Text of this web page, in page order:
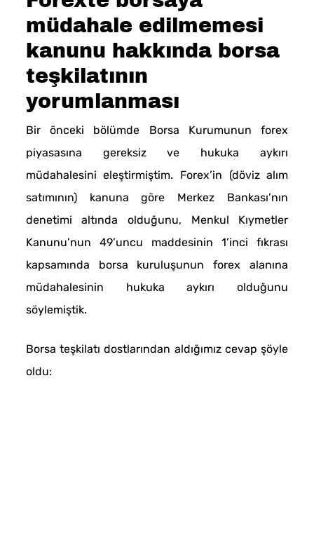
müdahale edilmemesi
kanunu hakkında borsa
teşkilatının
yorumlanması
Bir önceki bölümde Borsa Kurumunun forex
piyasasına gereksiz ve hukuka aykırı
müdahalesini eleştirmiştim. Forex’in (döviz alım
satımının) kanuna göre Merkez Bankası’nın
denetimi altında olduğunu, Menkul Kıymetler
Kanunu’nun 49’uncu maddesinin 1’inci fıkrası
kapsamında borsa kuruluşunun forex alanına
müdahalesinin hukuka aykırı olduğunu
söylemiştik.
Borsa teşkilatı dostlarından aldığımız cevap şöyle
oldu: